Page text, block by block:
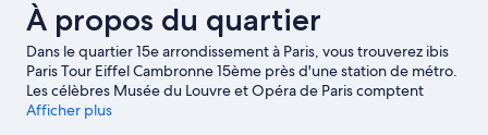
À propos du quartier
Dans le quartier 15e arrondissement à Paris, vous trouverez ibis
Paris Tour Eiffel Cambronne 15ème près d'une station de métro.
Les célèbres Musée du Louvre et Opéra de Paris comptent
certes parmi les hauts lieux culturels, mais les non moins
Afficher plus